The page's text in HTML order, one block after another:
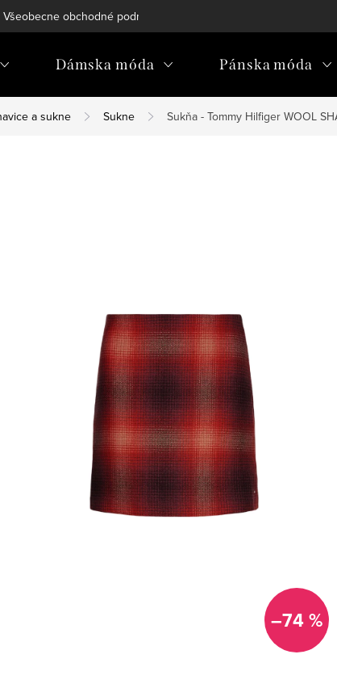
Všeobecne obchodné podmienky
Dámska móda Pánska móda
a sukne Sukne Sukňa - Tommy Hilfiger WOOL
–74 %